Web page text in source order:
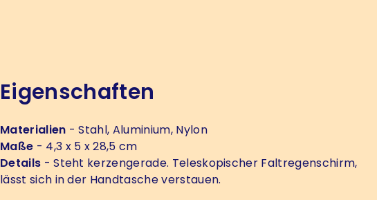
Eigenschaften
Materialien - Stahl, Aluminium, Nylon
Maße - 4,3 x 5 x 28,5 cm
Details - Steht kerzengerade. Teleskopischer Faltregenschirm,
lässt sich in der Handtasche verstauen.